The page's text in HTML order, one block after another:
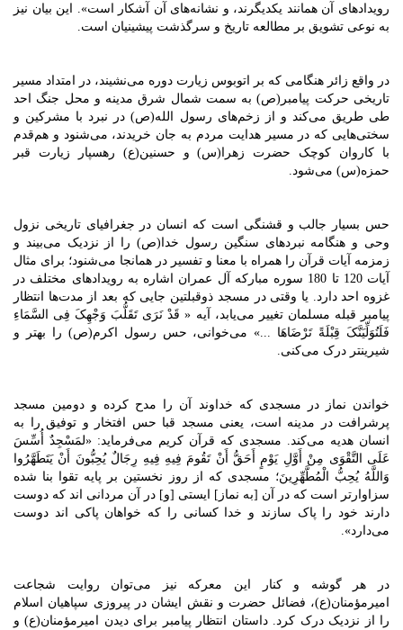
رویدادهاى آن همانند یکدیگرند، و نشانه‌هاى آن آشکار است». این بیان نیز
به نوعی تشویق بر مطالعه تاریخ و سرگذشت پیشینیان است.
در واقع زائر هنگامی که بر اتوبوس زیارت دوره می‌نشیند، در امتداد مسیر
تاریخی حرکت پیامبر(ص) به سمت شمال شرق مدینه و محل جنگ احد
طی طریق می‌کند و از زخم‌های رسول الله(ص) در نبرد با مشرکین و
سختی‌هایی که در مسیر هدایت مردم به جان خریدند، می‌شنود و هم‌قدم
با کاروان کوچک حضرت زهرا(س)‌ و حسنین(ع) رهسپار زیارت قبر
حمزه(س) می‌شود.
حس بسیار جالب و قشنگی است که انسان در جغرافیای تاریخی نزول
وحی و هنگامه نبردهای سنگین رسول خدا(ص) را از نزدیک می‌بیند و
زمزمه آیات قرآن را همراه با معنا و تفسیر در همانجا می‌شنود؛ برای مثال
آیات 120 تا 180 سوره مبارکه آل عمران اشاره به رویدادهای مختلف در
غزوه احد دارد. یا وقتی در مسجد ذوقبلتین جایی که بعد از مدت‌ها انتظار
پیامبر قبله مسلمان تغییر می‌یابد، آیه « قَدْ نَرَى تَقَلُّبَ وَجْهِکَ فِی السَّمَاءِ
فَلَنُوَلِّیَنَّکَ قِبْلَةً تَرْضَاهَا ...» می‌خوانی، حس رسول اکرم(ص) را بهتر و
شیرینتر درک می‌کنی.
خواندن نماز در مسجدی که خداوند آن را مدح کرده و دومین مسجد
پرشرافت در مدینه است، یعنی مسجد قبا حس افتخار و توفیق را به
انسان هدیه می‌کند. مسجدی که قرآن کریم می‌فرماید: «لمَسْجِدٌ أُسِّسَ
عَلَى التَّقْوَى مِنْ أَوَّلِ یَوْمٍ أَحَقُّ أَنْ تَقُومَ فِیهِ فِیهِ رِجَالٌ یُحِبُّونَ أَنْ یَتَطَهَّرُوا
وَاللَّهُ یُحِبُّ الْمُطَّهِّرِینَ؛ مسجدى که از روز نخستین بر پایه تقوا بنا شده
سزاوارتر است که در آن [به نماز] ایستى [و] در آن مردانى‏ اند که دوست
دارند خود را پاک سازند و خدا کسانى را که خواهان پاکى‏ اند دوست
مى‌دارد».
در هر گوشه و کنار این معرکه نیز می‌توان روایت شجاعت
امیرمؤمنان(ع)، فضائل حضرت و نقش ایشان در پیروزی سپاهیان اسلام
را از نزدیک درک کرد. داستان انتظار پیامبر برای دیدن امیرمؤمنان(ع) و